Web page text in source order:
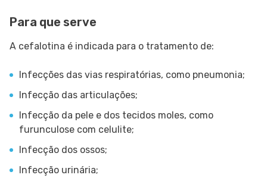
Para que serve
A cefalotina é indicada para o tratamento de:
Infecções das vias respiratórias, como pneumonia;
Infecção das articulações;
Infecção da pele e dos tecidos moles, como
furunculose com celulite;
Infecção dos ossos;
Infecção urinária;